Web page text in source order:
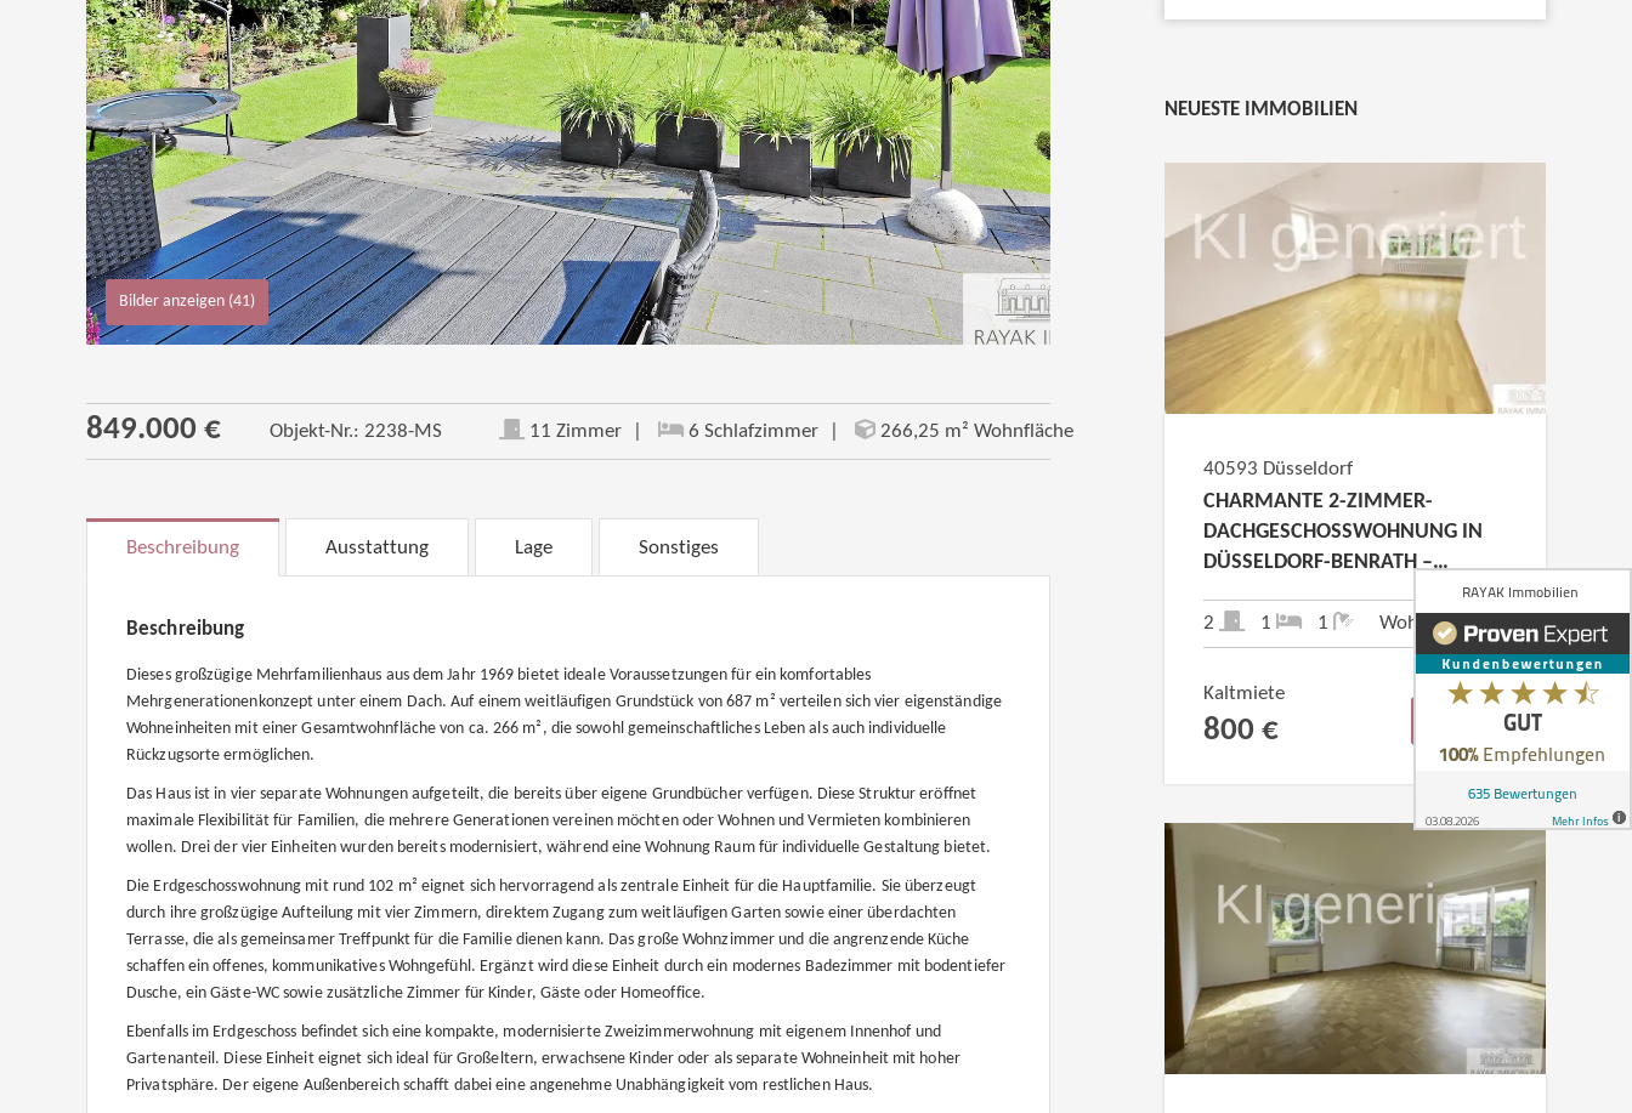
Bilder anzeigen (41)
849.000 € Objekt-Nr.: 2238-MS 11 Zimmer 6 Schlafzimmer 266,25 m² Wohnfläche
Beschreibung Ausstattung Lage Sonstiges
Beschreibung
Dieses großzügige Mehrfamilienhaus aus dem Jahr 1969 bietet ideale Voraussetzungen für ein komfortables
Mehrgenerationenkonzept unter einem Dach. Auf einem weitläufigen Grundstück von 687 m² verteilen sich vier eigenständige
Wohneinheiten mit einer Gesamtwohnfläche von ca. 266 m², die sowohl gemeinschaftliches Leben als auch individuelle
Rückzugsorte ermöglichen.
Das Haus ist in vier separate Wohnungen aufgeteilt, die bereits über eigene Grundbücher verfügen. Diese Struktur eröffnet
maximale Flexibilität für Familien, die mehrere Generationen vereinen möchten oder Wohnen und Vermieten kombinieren
wollen. Drei der vier Einheiten wurden bereits modernisiert, während eine Wohnung Raum für individuelle Gestaltung bietet.
Die Erdgeschosswohnung mit rund 102 m² eignet sich hervorragend als zentrale Einheit für die Hauptfamilie. Sie überzeugt
durch ihre großzügige Aufteilung mit vier Zimmern, direktem Zugang zum weitläufigen Garten sowie einer überdachten
Terrasse, die als gemeinsamer Treffpunkt für die Familie dienen kann. Das große Wohnzimmer und die angrenzende Küche
schaffen ein offenes, kommunikatives Wohngefühl. Ergänzt wird diese Einheit durch ein modernes Badezimmer mit bodentiefer
Dusche, ein Gäste-WC sowie zusätzliche Zimmer für Kinder, Gäste oder Homeoffice.
Ebenfalls im Erdgeschoss befindet sich eine kompakte, modernisierte Zweizimmerwohnung mit eigenem Innenhof und
Gartenanteil. Diese Einheit eignet sich ideal für Großeltern, erwachsene Kinder oder als separate Wohneinheit mit hoher
Privatsphäre. Der eigene Außenbereich schafft dabei eine angenehme Unabhängigkeit vom restlichen Haus.
NEUESTE IMMOBILIEN
40593 Düsseldorf
CHARMANTE 2-ZIMMER-
DACHGESCHOSSWOHNUNG IN
DÜSSELDORF-BENRATH –
MUSIKANTENVIERTEL/RAYAK
IMMOBILIEN/IHR MAKLER FÜR
DEN DÜSSELDORFER SÜDEN
2 1 1 Wohnfl.: 62 m²
Kaltmiete
800 €